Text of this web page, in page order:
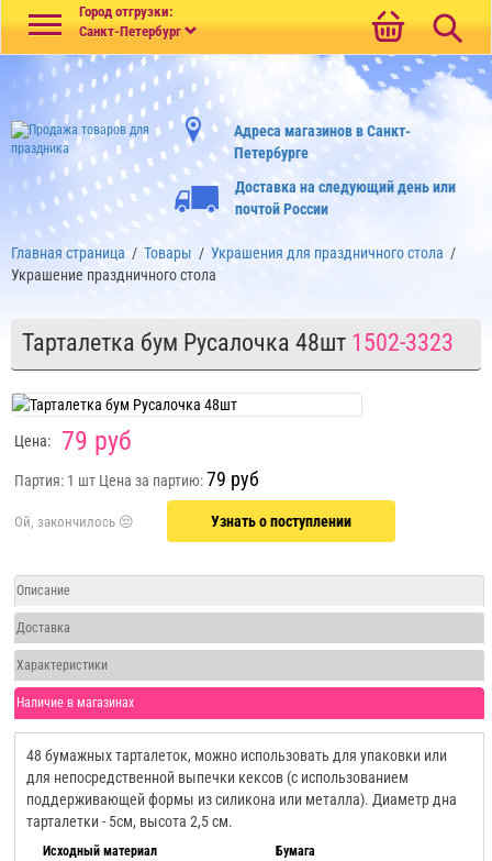
Город отгрузки:
Санкт-Петербург
Адреса магазинов в Санкт-
Петербурге
Доставка на следующий день или
почтой России
Главная страница / Товары / Украшения для праздничного стола /
Украшение праздничного стола
Тарталетка бум Русалочка 48шт 1502-3323
Цена: 79 руб
Партия: 1 шт Цена за партию:79 руб
Узнать о поступлении
Описание
Доставка
Характеристики
Наличие в магазинах
48 бумажных тарталеток, можно использовать для упаковки или
для непосредственной выпечки кексов (с использованием
поддерживающей формы из силикона или металла). Диаметр дна
тарталетки - 5см, высота 2,5 см.
Исходный материал Бумага